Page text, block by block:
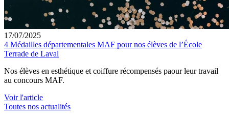
17/07/2025
4 Médailles départementales MAF pour nos élèves de l’École
Terrade de Laval
Nos élèves en esthétique et coiffure récompensés paour leur travail
au concours MAF.
Voir l'article
Toutes nos actualités